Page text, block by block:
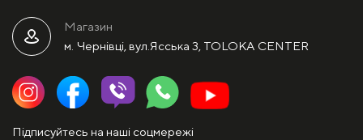
Магазин
м. Чернівці, вул.Ясська 3, TOLOKA CENTER
Підписуйтесь на наші соцмережі